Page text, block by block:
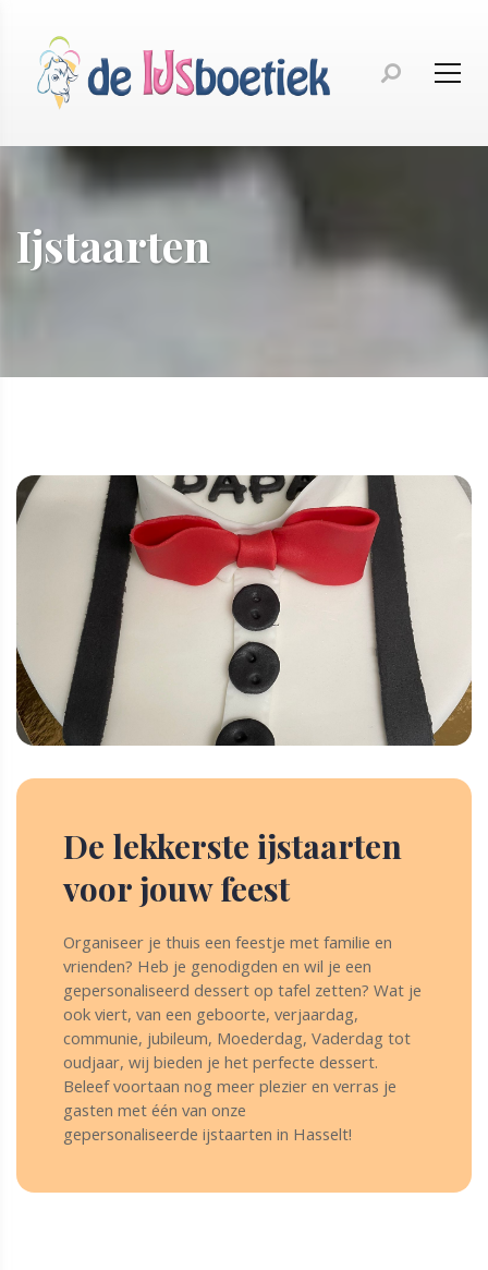
Ijstaarten
De lekkerste ijstaarten
voor jouw feest
Organiseer je thuis een feestje met familie en
vrienden? Heb je genodigden en wil je een
gepersonaliseerd dessert op tafel zetten? Wat je
ook viert, van een geboorte, verjaardag,
communie, jubileum, Moederdag, Vaderdag tot
oudjaar, wij bieden je het perfecte dessert.
Beleef voortaan nog meer plezier en verras je
gasten met één van onze
gepersonaliseerde ijstaarten in Hasselt!